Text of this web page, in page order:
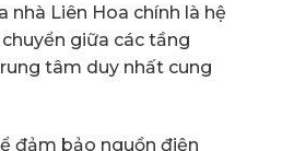
nhà Liên Hoa chính là hệ
giữa các tầng
tâm duy nhất cung
đảm bảo nguồn điện